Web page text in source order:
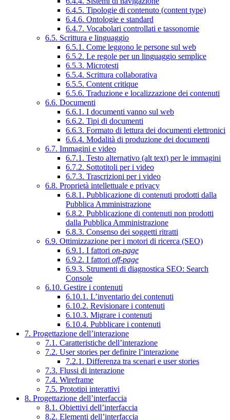
6.4.5. Tipologie di contenuto (content type)
6.4.6. Ontologie e standard
6.4.7. Vocabolari controllati e tassonomie
6.5. Scrittura e linguaggio
6.5.1. Come leggono le persone sul web
6.5.2. Le regole per un linguaggio semplice
6.5.3. Microtesti
6.5.4. Scrittura collaborativa
6.5.5. Content critique
6.5.6. Traduzione e localizzazione dei contenuti
6.6. Documenti
6.6.1. I documenti vanno sul web
6.6.2. Tipi di documenti
6.6.3. Formato di lettura dei documenti elettronici
6.6.4. Modalità di produzione dei documenti
6.7. Immagini e video
6.7.1. Testo alternativo (alt text) per le immagini
6.7.2. Sottotitoli per i video
6.7.3. Trascrizioni per i video
6.8. Proprietà intellettuale e privacy
6.8.1. Pubblicazione di contenuti prodotti dalla
Pubblica Amministrazione
6.8.2. Pubblicazione di contenuti non prodotti
dalla Pubblica Amministrazione
6.8.3. Consenso dei soggetti ritratti
6.9. Ottimizzazione per i motori di ricerca (SEO)
6.9.1. I fattori on-page
6.9.2. I fattori off-page
6.9.3. Strumenti di diagnostica SEO: Search
Console
6.10. Gestire i contenuti
6.10.1. L’inventario dei contenuti
6.10.2. Revisionare i contenuti
6.10.3. Migrare i contenuti
6.10.4. Pubblicare i contenuti
7. Progettazione dell’interazione
7.1. Caratteristiche dell’interazione
7.2. User stories per definire l’interazione
7.2.1. Differenza tra scenari e user stories
7.3. Flussi di interazione
7.4. Wireframe
7.5. Prototipi interattivi
8. Progettazione dell’interfaccia
8.1. Obiettivi dell’interfaccia
8.2. Elementi dell’interfaccia